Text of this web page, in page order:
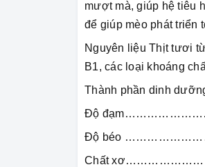
mượt mà, giúp hệ tiêu
để giúp mèo phát triển
Nguyên liệu Thịt tươi
B1, các loại khoáng
Thành phần dinh
Độ
Độ béo
Chất